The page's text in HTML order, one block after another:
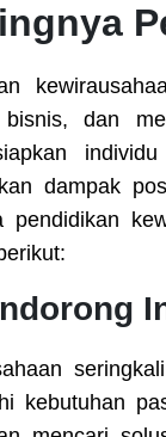
bisnis, dan
dampak
pendidikan
kebutuhan